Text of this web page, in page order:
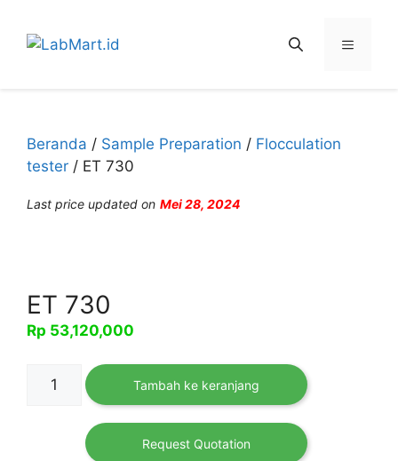
Menu
Beranda / Sample Preparation / Flocculation
tester / ET 730
Last price updated on Mei 28, 2024
ET 730
Rp 53,120,000
Kuantitas
Tambah ke keranjang
Request Quotation